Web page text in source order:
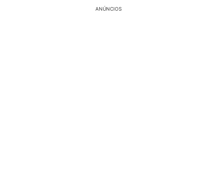
ANÚNCIOS